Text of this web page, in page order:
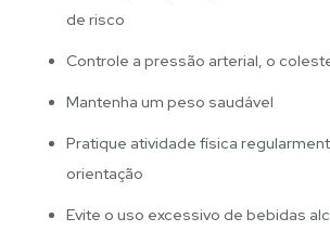
de risco
Controle a pressão arterial, o
Mantenha um peso saudável
Pratique atividade física
orientação
Evite o uso excessivo de bebidas